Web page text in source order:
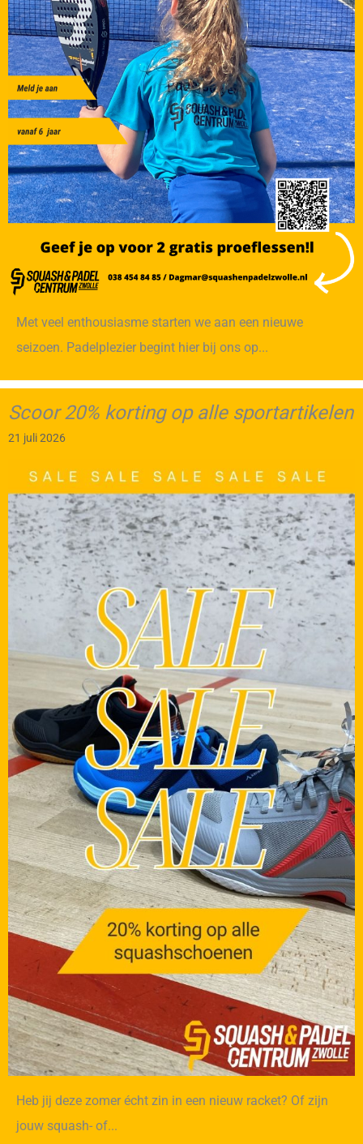
Met veel enthousiasme starten we aan een nieuwe
seizoen. Padelplezier begint hier bij ons op...
Scoor 20% korting op alle sportartikelen
21 juli 2026
Heb jij deze zomer écht zin in een nieuw racket? Of zijn
jouw squash- of...